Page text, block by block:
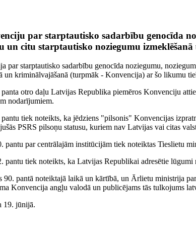
par starptautisko sadarbību genocīda
un citu starptautisko noziegumu
par starptautisko sadarbību genocīda noziegumu,
un kriminālvajāšanā (turpmāk - Konvencija) ar šo likumu
panta otro daļu Latvijas Republika piemēros Konvenciju
nodarījumiem.
tiek noteikts, ka jēdziens "pilsonis" Konvencijas
PSRS pilsoņu statusu, kuriem nav Latvijas vai citas
pantu par centrālajām institūcijām tiek noteiktas Tieslietu
pantu tiek noteikts, ka Latvijas Republikai adresētie lūgumi
90. pantā noteiktajā laikā un kārtībā, un Ārlietu ministrija
Konvencija angļu valodā un publicējams tās tulkojums
19. jūnijā.